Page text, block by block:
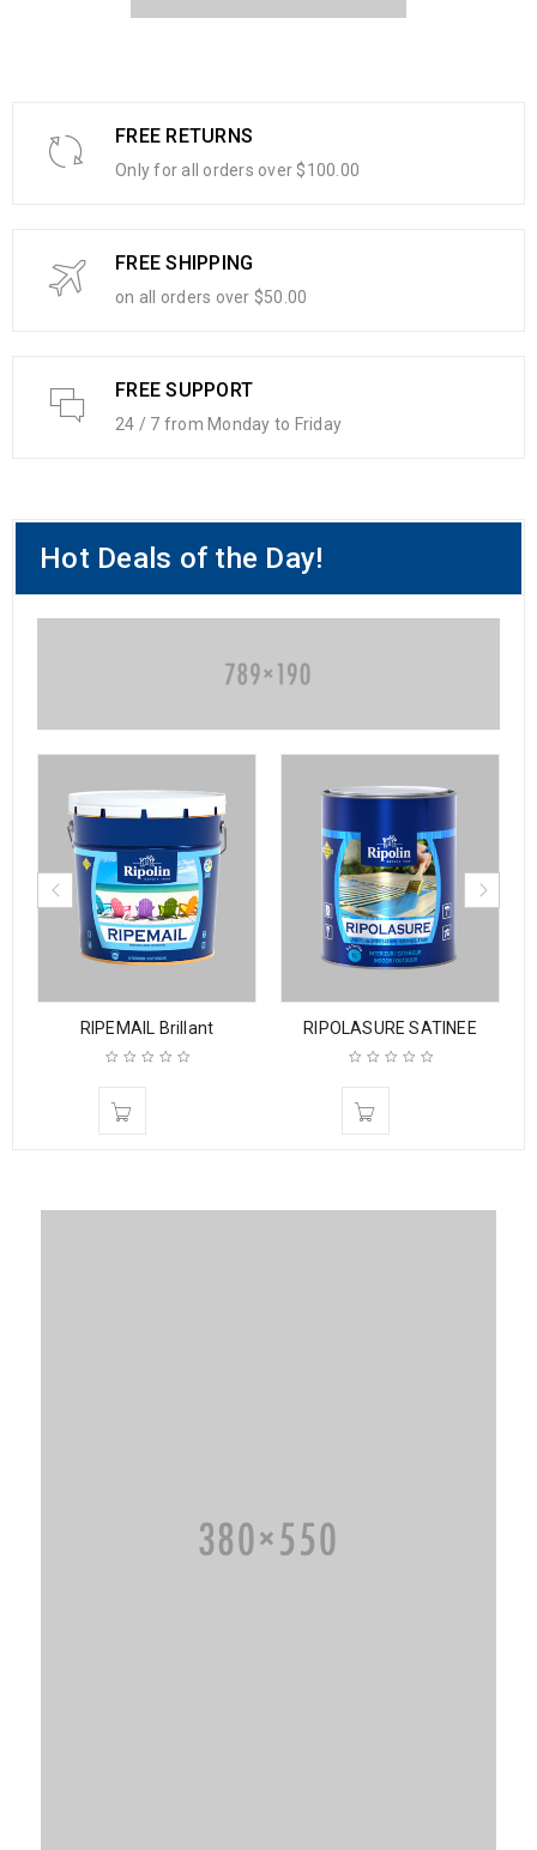
FREE RETURNS
Only for all orders over $100.00
FREE SHIPPING
on all orders over $50.00
FREE SUPPORT
24 / 7 from Monday to Friday
Hot Deals of the Day!
RIPEMAIL Brillant RIPOLASURE SATINEE